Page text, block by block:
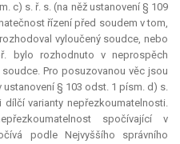
c) s. ř. s. (na něž ustanovení § 109
řízení před soudem v tom,
vyloučený soudce, nebo
bylo rozhodnuto v neprospěch
soudce. Pro posuzovanou věc jsou
ustanovení § 103 odst. 1 písm. d) s.
varianty nepřezkoumatelnosti.
spočívající v
podle Nejvyššího správního